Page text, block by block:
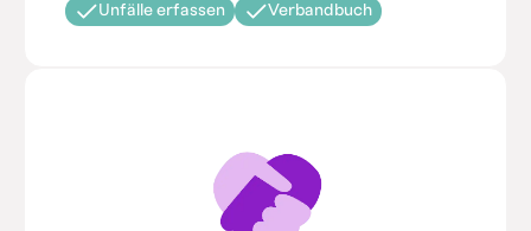
Unfälle erfassen
Verbandbuch